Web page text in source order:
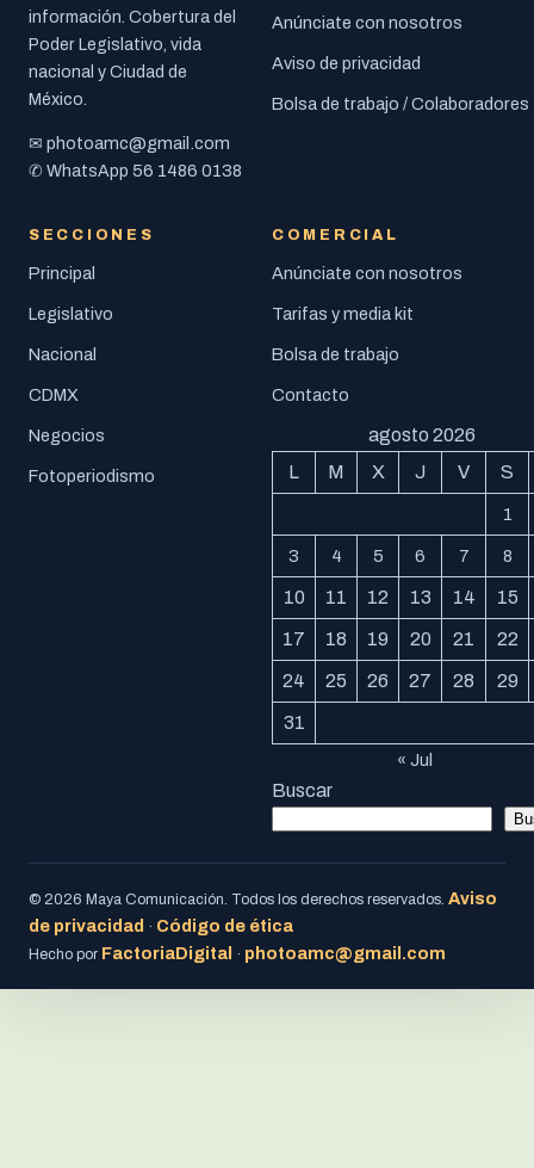
información. Cobertura del
Poder Legislativo, vida
nacional y Ciudad de
México.
✉ photoamc@gmail.com
✆ WhatsApp 56 1486 0138
Anúnciate con nosotros
Aviso de privacidad
Bolsa de trabajo / Colaboradores
SECCIONES
Principal
Legislativo
Nacional
CDMX
Negocios
Fotoperiodismo
COMERCIAL
Anúnciate con nosotros
Tarifas y media kit
Bolsa de trabajo
Contacto
agosto 2026
L
M X J V S
1
3 4 5 6 7 8
10 11 12 13 14 15
17 18 19 20 21 22
24 25 26 27 28 29
31
« Jul
Buscar
© 2026 Maya Comunicación. Todos los derechos reservados. Aviso
de privacidad · Código de ética
Hecho por FactoriaDigital · photoamc@gmail.com